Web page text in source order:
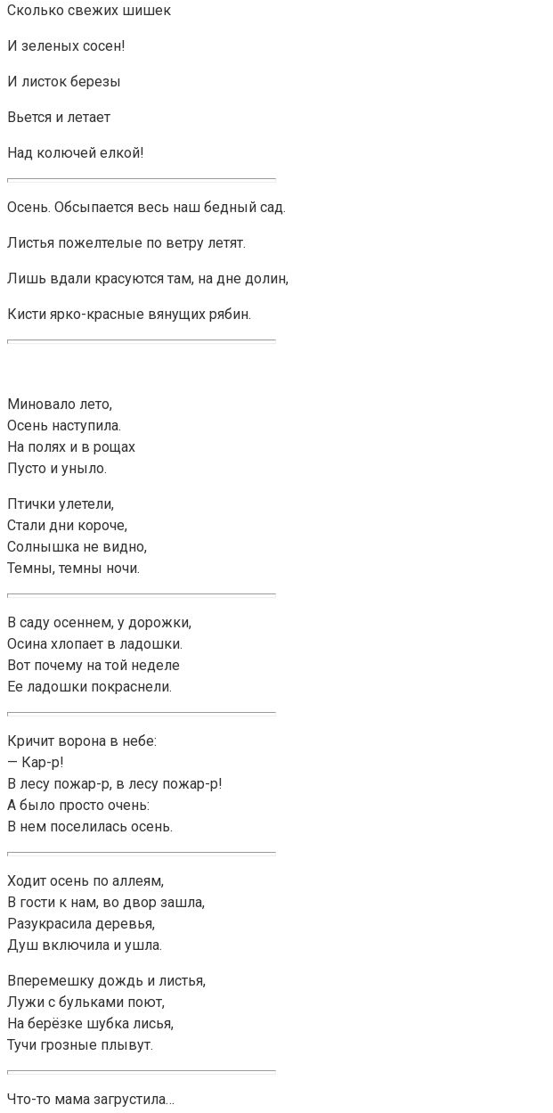
Сколько свежих шишек
И зеленых сосен!
И листок березы
Вьется и летает
Над колючей елкой!
Осень. Обсыпается весь наш бедный сад.
Листья пожелтелые по ветру летят.
Лишь вдали красуются там, на дне долин,
Кисти ярко-красные вянущих рябин.
Миновало лето,
Осень наступила.
На полях и в рощах
Пусто и уныло.
Птички улетели,
Стали дни короче,
Солнышка не видно,
Темны, темны ночи.
В саду осеннем, у дорожки,
Осина хлопает в ладошки.
Вот почему на той неделе
Ее ладошки покраснели.
Кричит ворона в небе:
— Кар-р!
В лесу пожар-р, в лесу пожар-р!
А было просто очень:
В нем поселилась осень.
Ходит осень по аллеям,
В гости к нам, во двор зашла,
Разукрасила деревья,
Душ включила и ушла.
Вперемешку дождь и листья,
Лужи с бульками поют,
На берёзке шубка лисья,
Тучи грозные плывут.
Что-то мама загрустила…